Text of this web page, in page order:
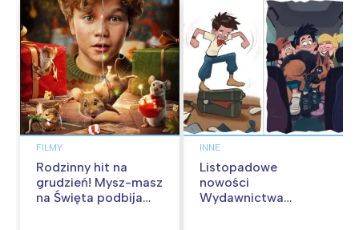
FILMY
Rodzinny hit na
grudzień! Mysz-masz
na Święta podbija
INNE
Listopadowe
nowości
Wydawnictwa